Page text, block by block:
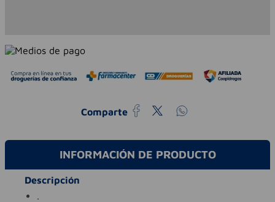
Comparte
INFORMACIÓN DE PRODUCTO
Descripción
.